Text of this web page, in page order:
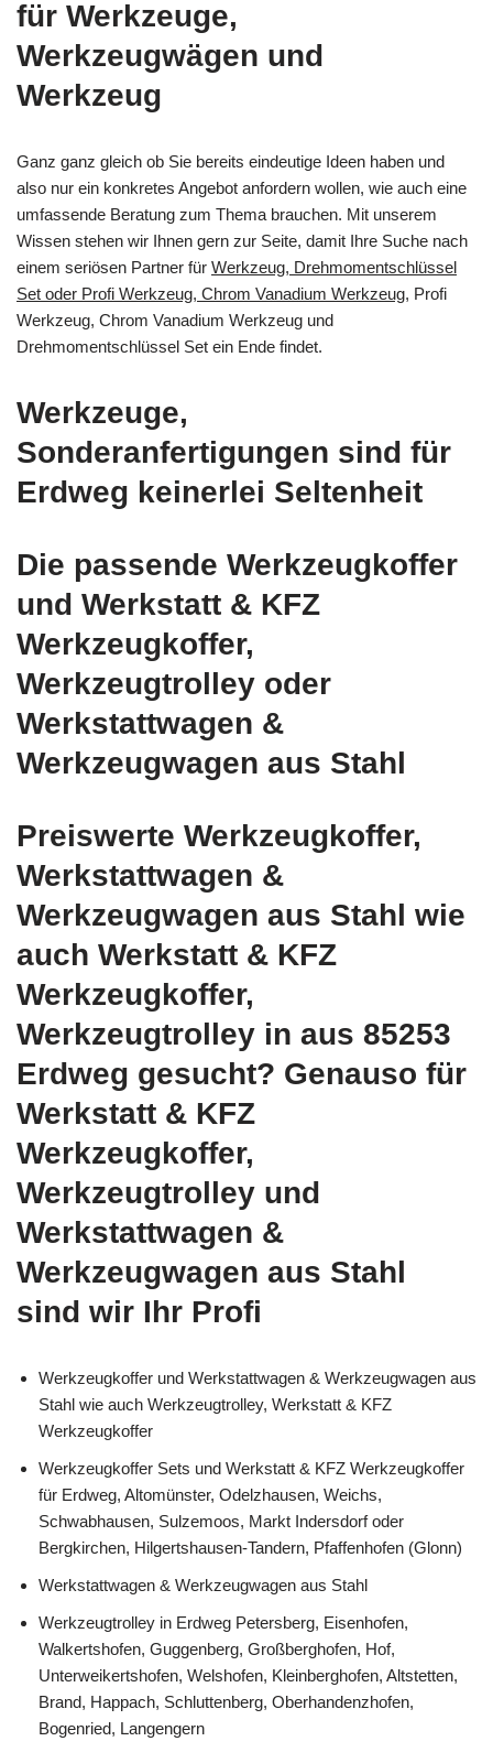
für Werkzeuge,
Werkzeugwägen und
Werkzeug
Ganz ganz gleich ob Sie bereits eindeutige Ideen haben und
also nur ein konkretes Angebot anfordern wollen, wie auch eine
umfassende Beratung zum Thema brauchen. Mit unserem
Wissen stehen wir Ihnen gern zur Seite, damit Ihre Suche nach
einem seriösen Partner für Werkzeug, Drehmomentschlüssel
Set oder Profi Werkzeug, Chrom Vanadium Werkzeug, Profi
Werkzeug, Chrom Vanadium Werkzeug und
Drehmomentschlüssel Set ein Ende findet.
Werkzeuge,
Sonderanfertigungen sind für
Erdweg keinerlei Seltenheit
Die passende Werkzeugkoffer
und Werkstatt & KFZ
Werkzeugkoffer,
Werkzeugtrolley oder
Werkstattwagen &
Werkzeugwagen aus Stahl
Preiswerte Werkzeugkoffer,
Werkstattwagen &
Werkzeugwagen aus Stahl wie
auch Werkstatt & KFZ
Werkzeugkoffer,
Werkzeugtrolley in aus 85253
Erdweg gesucht? Genauso für
Werkstatt & KFZ
Werkzeugkoffer,
Werkzeugtrolley und
Werkstattwagen &
Werkzeugwagen aus Stahl
sind wir Ihr Profi
Werkzeugkoffer und Werkstattwagen & Werkzeugwagen aus
Stahl wie auch Werkzeugtrolley, Werkstatt & KFZ
Werkzeugkoffer
Werkzeugkoffer Sets und Werkstatt & KFZ Werkzeugkoffer
für Erdweg, Altomünster, Odelzhausen, Weichs,
Schwabhausen, Sulzemoos, Markt Indersdorf oder
Bergkirchen, Hilgertshausen-Tandern, Pfaffenhofen (Glonn)
Werkstattwagen & Werkzeugwagen aus Stahl
Werkzeugtrolley in Erdweg Petersberg, Eisenhofen,
Walkertshofen, Guggenberg, Großberghofen, Hof,
Unterweikertshofen, Welshofen, Kleinberghofen, Altstetten,
Brand, Happach, Schluttenberg, Oberhandenzhofen,
Bogenried, Langengern